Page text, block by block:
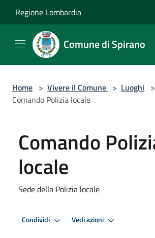
Regione Lombardia
Comune di Spirano
Home > Vivere il Comune > Luoghi >
Comando Polizia locale
Comando
locale
Sede della Polizia locale
Condividi Vedi azioni